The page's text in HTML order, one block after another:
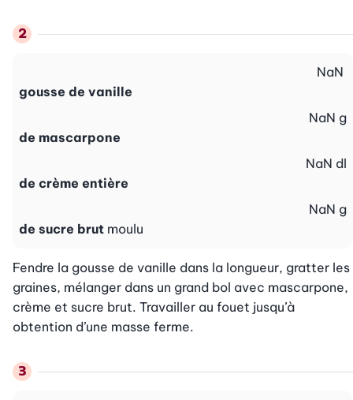
gousse de vanille
NaN
de mascarpone
NaN g
de crème entière
NaN dl
de sucre brut moulu
NaN g
Fendre la gousse de vanille dans la longueur, gratter les
graines, mélanger dans un grand bol avec mascarpone,
crème et sucre brut. Travailler au fouet jusqu’à
obtention d’une masse ferme.